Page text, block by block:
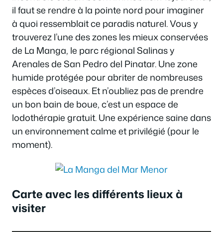
il faut se rendre à la pointe nord pour imaginer
à quoi ressemblait ce paradis naturel. Vous y
trouverez l’une des zones les mieux conservées
de La Manga, le parc régional Salinas y
Arenales de San Pedro del Pinatar. Une zone
humide protégée pour abriter de nombreuses
espèces d’oiseaux. Et n’oubliez pas de prendre
un bon bain de boue, c’est un espace de
lodothérapie gratuit. Une expérience saine dans
un environnement calme et privilégié (pour le
moment).
Carte avec les différents lieux à
visiter